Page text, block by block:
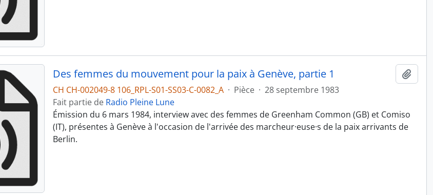
Des femmes du mouvement pour la paix à Genève, partie 1
CH CH-002049-8 106_RPL-S01-SS03-C-0082_A · Pièce · 28 septembre 1983
Fait partie de Radio Pleine Lune
Émission du 6 mars 1984, interview avec des femmes de Greenham Common (GB) et Comiso
(IT), présentes à Genève à l'occasion de l'arrivée des marcheur·euse·s de la paix arrivants de
Berlin.